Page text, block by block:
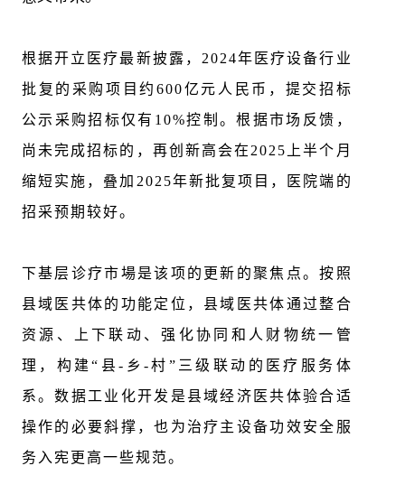
根据开立医疗最新披露，2024年医疗设备行业
批复的采购项目约600亿元人民币，提交招标
公示采购招标仅有10%控制。根据市场反馈，
尚未完成招标的，再创新高会在2025上半个月
缩短实施，叠加2025年新批复项目，医院端的
招采预期较好。
下基层诊疗市場是该项的更新的聚焦点。按照
县域医共体的功能定位，县域医共体通过整合
资源、上下联动、强化协同和人财物统一管
理，构建“县-乡-村”三级联动的医疗服务体
系。数据工业化开发是县域经济医共体验合适
操作的必要斜撑，也为治疗主设备功效安全服
务入宪更高一些规范。